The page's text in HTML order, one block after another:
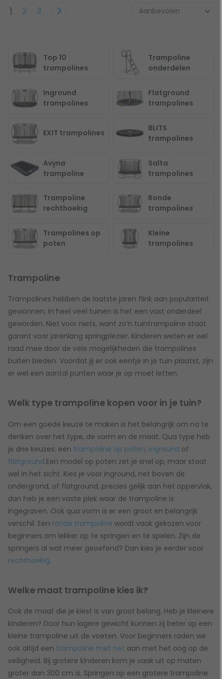
1 2 3
Top 10
trampolines
Trampoline
onderdelen
Inground
trampolines
Flatground
trampolines
EXIT trampolines
BLITS
trampolines
Avyna
trampoline
Salta
trampolines
Trampoline
rechthoekig
Ronde
trampolines
Trampolines op
poten
Kleine
trampolines
Trampoline
Trampolines hebben de laatste jaren flink aan populariteit
gewonnen. In heel veel tuinen is het een vast onderdeel
geworden. Niet voor niets, want zo’n tuintrampoline staat
garant voor jarenlang springplezier. Kinderen weten er wel
raad mee door de vele mogelijkheden die trampolines
buiten bieden. Voordat jij er ook eentje in je tuin plaatst, zijn
er wel een aantal punten waar je op moet letten.
Welk type trampoline kopen voor in je tuin?
Om een goede keuze te maken is het belangrijk om na te
denken over het type, de vorm en de maat. Qua type heb
je drie keuzes: een trampoline op poten, inground of
flatground.Een model op poten zet je snel op, maar staat
wel in het zicht. Kies je voor inground, net boven de
ondergrond, of flatground, precies gelijk aan het oppervlak,
dan heb je een vaste plek waar de trampoline is
ingegraven. Ook qua vorm is er een groot en belangrijk
verschil. Een ronde trampoline wordt vaak gekozen voor
beginners om lekker op te springen en te spelen. Zijn de
springers al wat meer geoefend? Dan kies je eerder voor
rechthoekig.
Welke maat trampoline kies ik?
Ook de maat die je kiest is van groot belang. Heb je kleinere
kinderen? Door hun lagere gewicht kunnen zij beter op een
kleine trampoline uit de voeten. Voor beginners raden we
ook altijd een trampoline met net aan met het oog op de
veiligheid. Bij grotere kinderen kom je vaak uit op maten
groter dan 300 cm is. Springen op een grotere trampoline